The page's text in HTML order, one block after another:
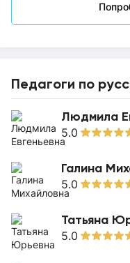
Педагоги по
Людмила
5.0
Галина
5.0
Татьяна
5.0